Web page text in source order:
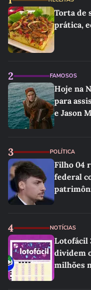
Torta de
prática,
2 FAMOSOS
Hoje na
para
e Jason
3 POLÍTICA
Filho 04
federal
4 NOTÍCIAS
Lotofácil
dividem
milhões